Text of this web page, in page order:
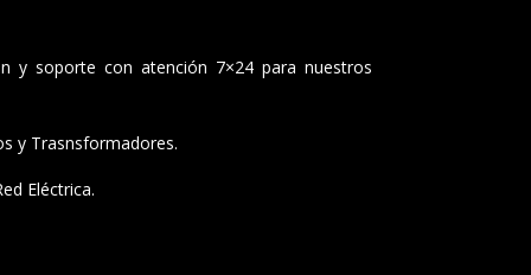
y soporte con atención 7×24 para nuestros
y Trasnsformadores.
Eléctrica.